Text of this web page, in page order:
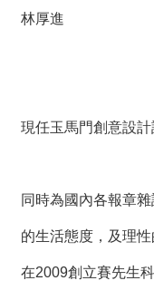
站
導
林厚進
現任玉馬門創意設
同時為國內各報章
的生活態度，及理
在2009創立賽先生